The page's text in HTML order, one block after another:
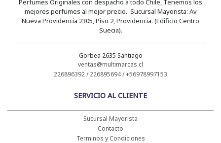
mejores perfumes al mejor precio. Sucursal Mayorista: Av
Nueva Providencia 2305, Piso 2, Providencia. (Edificio Centro
Suecia).
Gorbea 2635 Santiago
ventas@multimarcas.cl
226896392 / 226895694 / +56978997153
SERVICIO AL CLIENTE
Sucursal Mayorista
Contacto
Terminos y Condiciones